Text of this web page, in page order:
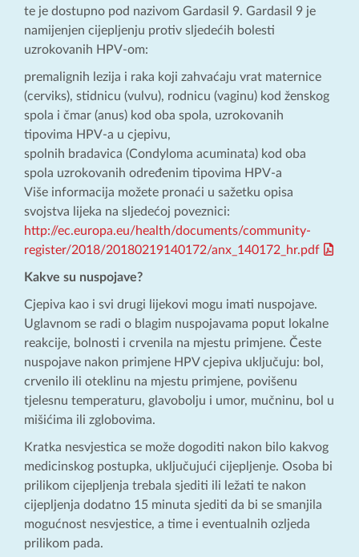
te je dostupno pod nazivom Gardasil 9. Gardasil 9 je
namijenjen cijepljenju protiv sljedećih bolesti
uzrokovanih HPV-om:
premalignih lezija i raka koji zahvaćaju vrat maternice
(cerviks), stidnicu (vulvu), rodnicu (vaginu) kod ženskog
spola i čmar (anus) kod oba spola, uzrokovanih
tipovima HPV-a u cjepivu,
spolnih bradavica (Condyloma acuminata) kod oba
spola uzrokovanih određenim tipovima HPV-a
Više informacija možete pronaći u sažetku opisa
svojstva lijeka na sljedećoj poveznici:
http://ec.europa.eu/health/documents/community-
register/2018/20180219140172/anx_140172_hr.pdf
Kakve su nuspojave?
Cjepiva kao i svi drugi lijekovi mogu imati nuspojave.
Uglavnom se radi o blagim nuspojavama poput lokalne
reakcije, bolnosti i crvenila na mjestu primjene. Česte
nuspojave nakon primjene HPV cjepiva uključuju: bol,
crvenilo ili oteklinu na mjestu primjene, povišenu
tjelesnu temperaturu, glavobolju i umor, mučninu, bol u
mišićima ili zglobovima.
Kratka nesvjestica se može dogoditi nakon bilo kakvog
medicinskog postupka, uključujući cijepljenje. Osoba bi
prilikom cijepljenja trebala sjediti ili ležati te nakon
cijepljenja dodatno 15 minuta sjediti da bi se smanjila
mogućnost nesvjestice, a time i eventualnih ozljeda
prilikom pada.